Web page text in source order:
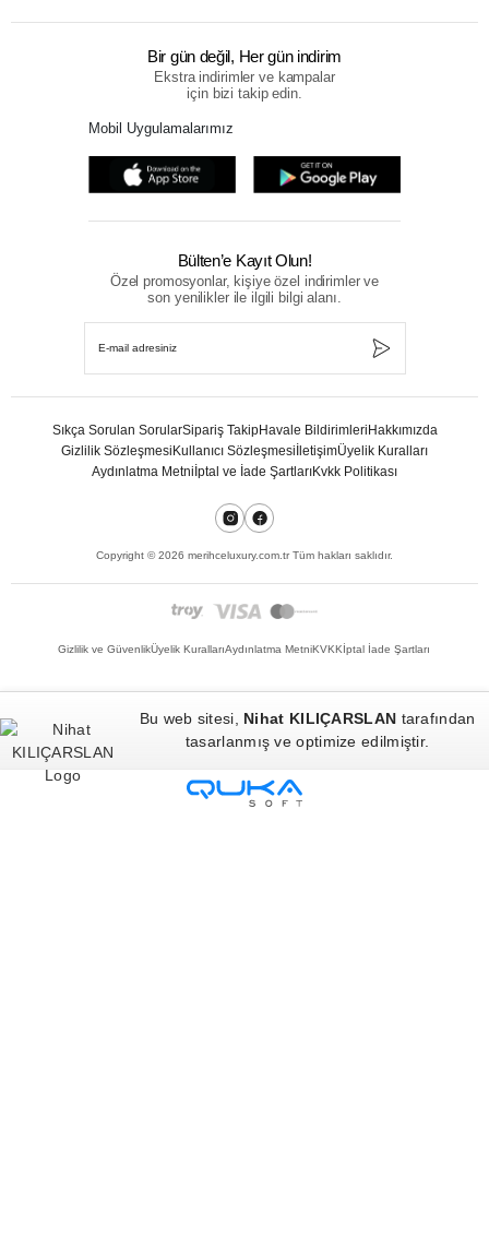
Bir gün değil, Her gün indirim
Ekstra indirimler ve kampalar
için bizi takip edin.
Mobil Uygulamalarımız
Bülten’e Kayıt Olun!
Özel promosyonlar, kişiye özel indirimler ve
son yenilikler ile ilgili bilgi alanı.
Sıkça Sorulan SorularSipariş TakipHavale BildirimleriHakkımızda
Gizlilik SözleşmesiKullanıcı SözleşmesiİletişimÜyelik Kuralları
Aydınlatma Metniİptal ve İade ŞartlarıKvkk Politikası
Copyright ©2026 merihceluxury.com.tr Tüm hakları saklıdır.
Gizlilik ve GüvenlikÜyelik KurallarıAydınlatma MetniKVKKİptal İade Şartları
Bu web sitesi, Nihat KILIÇARSLAN tarafından
tasarlanmış ve optimize edilmiştir.